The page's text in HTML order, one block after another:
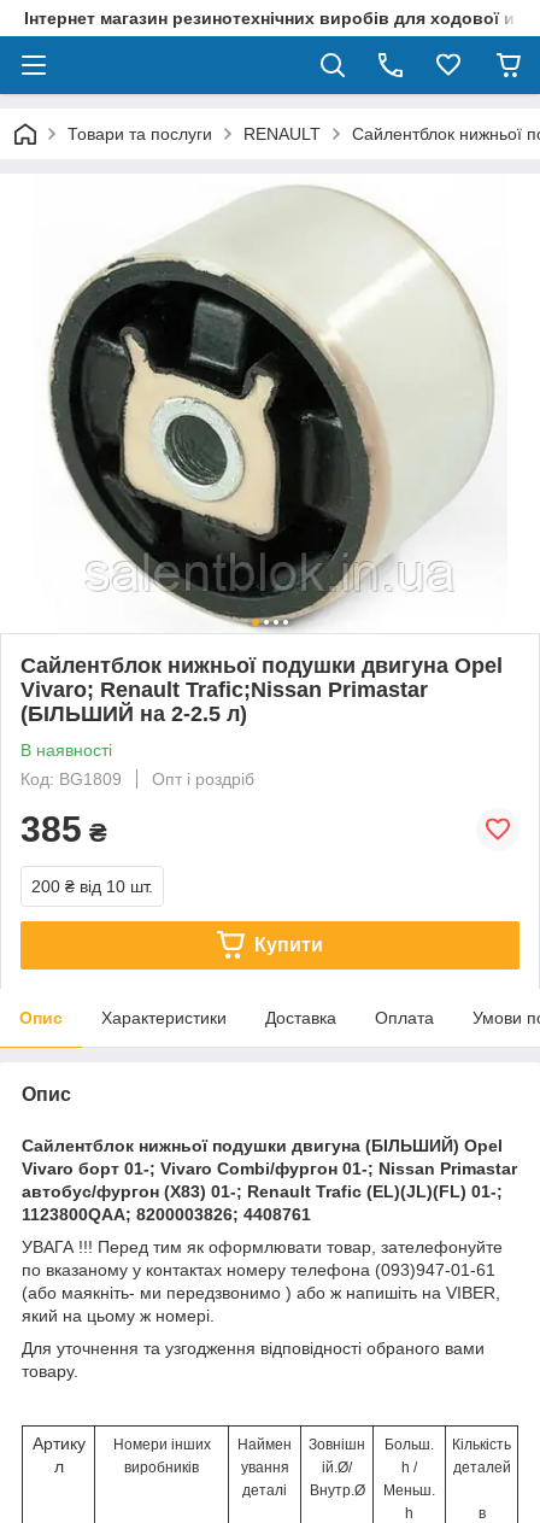
Інтернет магазин резинотехнічних виробів для ходової и
Товари та послуги RENAULT Сайлентблок нижньої
Сайлентблок нижньої подушки двигуна Opel
Vivaro; Renault Trafic;Nissan Primastar
(БІЛЬШИЙ на 2-2.5 л)
В наявності
Код: BG1809
Опт і роздріб
385 ₴
200 ₴ від 10 шт.
Купити
Опис Характеристики Доставка Оплата Умови
Опис
Сайлентблок нижньої подушки двигуна (БІЛЬШИЙ) Opel
Vivaro борт 01-; Vivaro Combi/фургон 01-; Nissan Primastar
автобус/фургон (X83) 01-; Renault Trafic (EL)(JL)(FL) 01-;
1123800QAA; 8200003826; 4408761
УВАГА !!! Перед тим як оформлювати товар, зателефонуйте
по вказаному у контактах номеру телефона (093)947-01-61
(або маякніть- ми передзвонимо ) або ж напишіть на VIBER,
який на цьому ж номері.
Для уточнення та узгодження відповідності обраного вами
товару.
Артику
л
Номери інших
виробників
Наймен
ування
деталі
Зовнішн
ій.Ø/
Внутр.Ø
Больш.
h /
Меньш.
h
Кількість
деталей
в